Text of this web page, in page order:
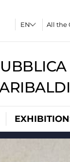
All the